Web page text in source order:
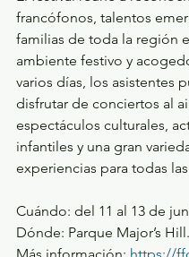
francófonos, talentos
familias de toda la región
ambiente festivo y
varios días, los asistentes
disfrutar de conciertos al
espectáculos culturales,
infantiles y una gran
experiencias para todas
Cuándo: del 11 al 13 de
Dónde: Parque Major’s Hill.